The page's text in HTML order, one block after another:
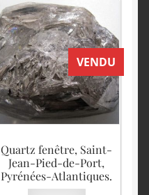
VENDU
Quartz fenêtre, Saint-
Jean-Pied-de-Port,
Pyrénées-Atlantiques.